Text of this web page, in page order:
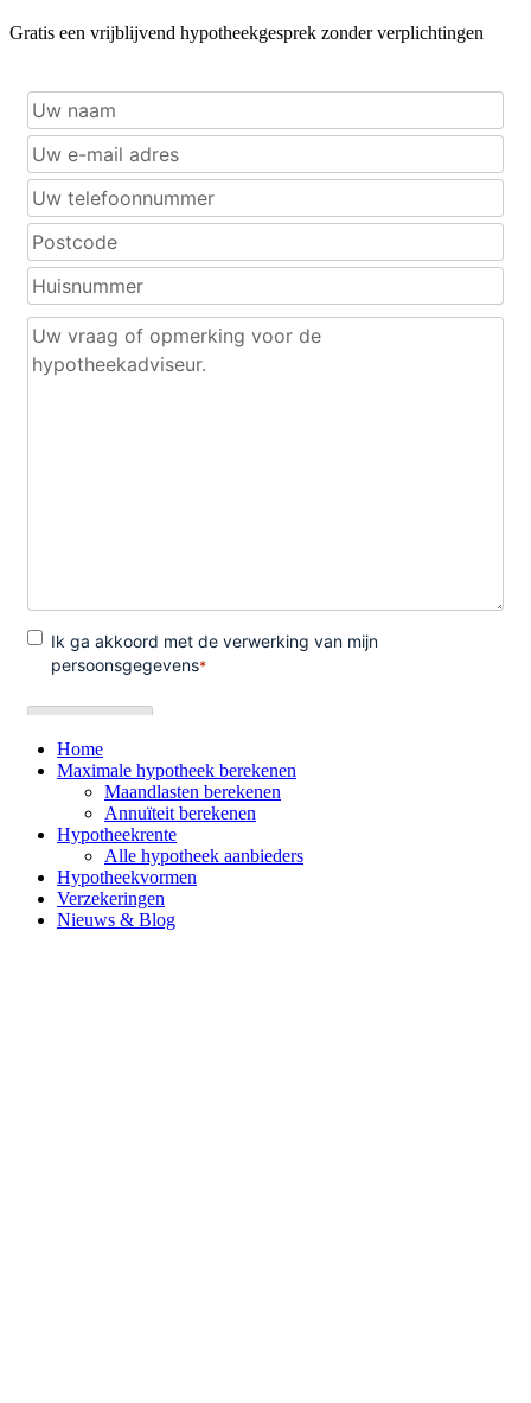
Gratis een vrijblijvend hypotheekgesprek zonder verplichtingen
Home
Maximale hypotheek berekenen
Maandlasten berekenen
Annuïteit berekenen
Hypotheekrente
Alle hypotheek aanbieders
Hypotheekvormen
Verzekeringen
Nieuws & Blog